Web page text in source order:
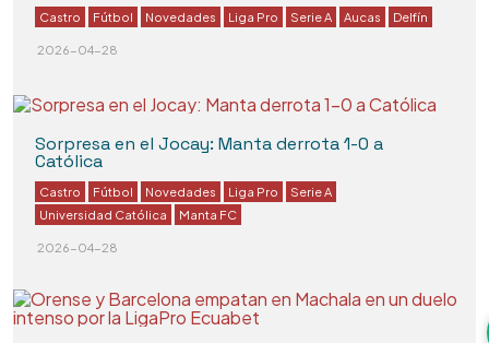
Castro Fútbol Novedades Liga Pro Serie A Aucas Delfín
2026-04-28
Sorpresa en el Jocay: Manta derrota 1-0 a
Católica
Castro Fútbol Novedades Liga Pro
Serie A
Universidad Católica
Manta FC
2026-04-28